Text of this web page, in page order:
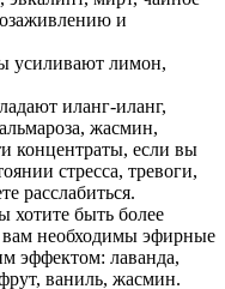
и
усиливают лимон,
иланг-иланг,
жасмин,
концентраты, если вы
стресса, тревоги,
расслабиться.
хотите быть более
необходимы эфирные
эффектом: лаванда,
ваниль, жасмин.